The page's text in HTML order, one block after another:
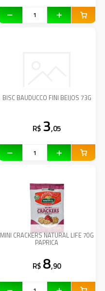
BISC BAUDUCCO FINI BEIJOS 73G
R$ 3,05
MINI CRACKERS NATURAL LIFE 70G
PAPRICA
R$ 8,90